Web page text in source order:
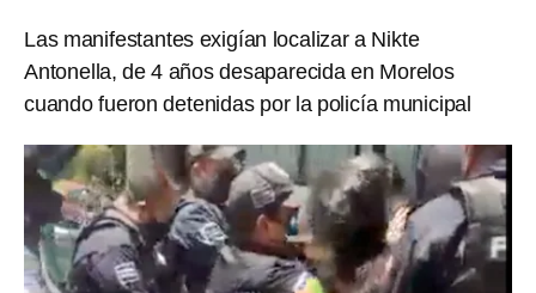
Las manifestantes exigían localizar a Nikte
Antonella, de 4 años desaparecida en Morelos
cuando fueron detenidas por la policía municipal